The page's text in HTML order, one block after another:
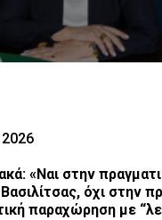
2026
«Ναι στην
όχι στην
παραχώρηση με